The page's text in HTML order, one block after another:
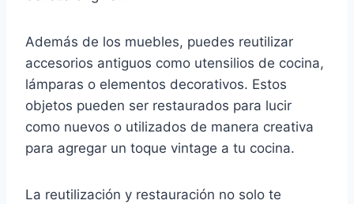
Además de los muebles, puedes reutilizar
accesorios antiguos como utensilios de cocina,
lámparas o elementos decorativos. Estos
objetos pueden ser restaurados para lucir
como nuevos o utilizados de manera creativa
para agregar un toque vintage a tu cocina.
La reutilización y restauración no solo te